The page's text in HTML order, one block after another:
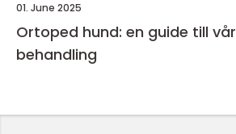
01. June 2025
Ortoped hund: en guide till
behandling